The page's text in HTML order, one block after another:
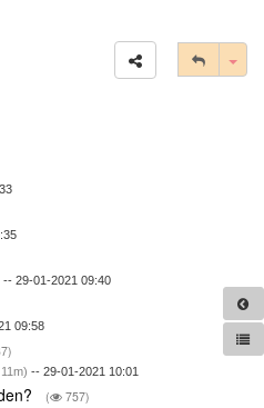
-- 29-01-2021 09:40
09:58
11m) -- 29-01-2021 10:01
( 757)